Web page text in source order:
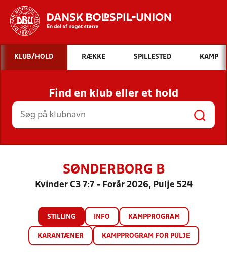
Hvad vil du søge efter?
INDHOLD OG NYHEDER
STILLINGER, RESULTATER, KLUBBER OG
HOLD
KLUB/HOLD RÆKKE SPILLESTED KAMP
Find en klub eller et hold
SØNDERBORG B
Kvinder C3 7:7 - Forår 2026, Pulje 524
STILLING INFO KAMPPROGRAM
KARANTÆNER KAMPPROGRAM FOR PULJE